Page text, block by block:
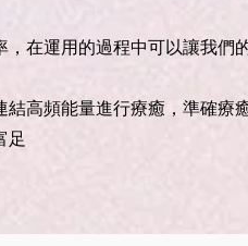
，在運用的過程中可以讓我
結高頻能量進行療癒，準確療
足